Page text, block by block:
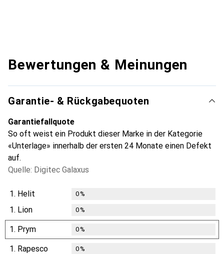
Bewertungen & Meinungen
Garantie- & Rückgabequoten
Garantiefallquote
So oft weist ein Produkt dieser Marke in der Kategorie
«Unterlage» innerhalb der ersten 24 Monate einen Defekt
auf.
Quelle: Digitec Galaxus
1. Helit 0%
1. Lion 0%
1. Prym 0%
1. Rapesco 0%